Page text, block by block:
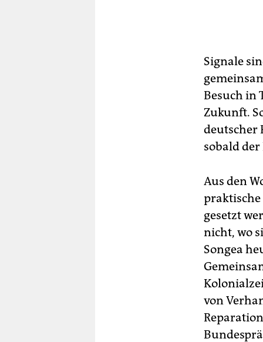
Signale
Besuch in
Zukunft.
deutscher
sobald der
Aus den
gesetzt
nicht, wo
Songea
von